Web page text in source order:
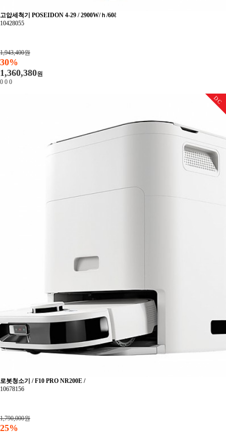
고압세척기 POSEIDON 4-29 / 2900W/ｈ/60ℓ
10428055
1,943,400원
30%
1,360,380원
0 0 0
DC
로봇청소기 / F10 PRO NR200E /
10678156
1,790,000원
25%